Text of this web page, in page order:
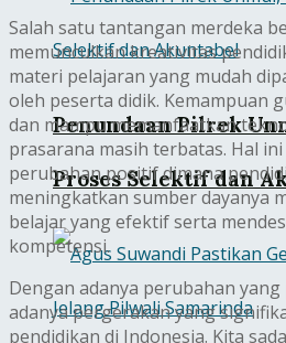
Penundaan Pilrek
Proses Selektif dan
Salah satu tantangan merdeka
memunculkan kreativitas
materi pelajaran yang mudah
oleh peserta didik. Kemampuan
dan mampu memanfaatkan
prasarana masih terbatas. Hal
perubahan positif dimana
meningkatkan sumber dayanya
belajar yang efektif serta
kompetensi.
Dengan adanya perubahan
adanya pergerakan yang
pendidikan di Indonesia. Kita